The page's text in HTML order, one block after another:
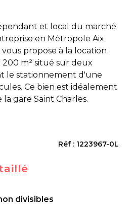
et local du marché
en Métropole Aix
propose à la location
m² situé sur deux
le stationnement d'une
Ce bien est idéalement
gare Saint Charles.
Réf : 1223967-0L
divisibles